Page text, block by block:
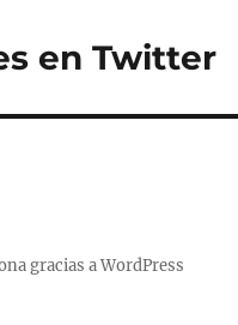
en Twitter
gracias a WordPress